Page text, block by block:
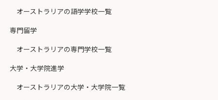
オーストラリアの語学学校一覧
専門留学
オーストラリアの専門学校一覧
大学・大学院進学
オーストラリアの大学・大学院一覧